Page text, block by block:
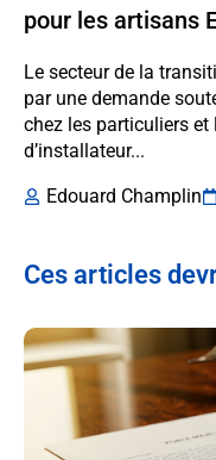
pour les artisans
Le secteur de la
par une demande
chez les particuliers et
d’installateur...
Edouard Champlin
Ces articles